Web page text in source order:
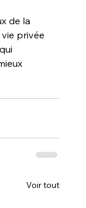
de la
privée
Voir tout